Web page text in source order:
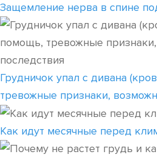
Защемление нерва в спине
Грудничок упал с дивана
тревожные признаки,
Как идут месячные перед